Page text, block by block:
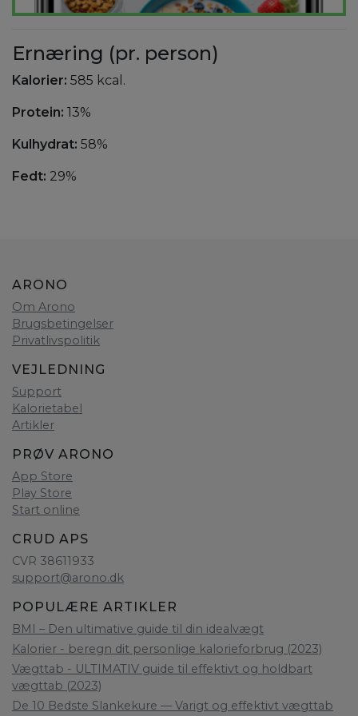
Ernæring (pr. person)
Kalorier: 585 kcal.
Protein: 13%
Kulhydrat: 58%
Fedt: 29%
ARONO
Om Arono
Brugsbetingelser
Privatlivspolitik
VEJLEDNING
Support
Kalorietabel
Artikler
PRØV ARONO
App Store
Play Store
Start online
CRUD APS
CVR 38611933
support@arono.dk
POPULÆRE ARTIKLER
BMI – Den ultimative guide til din idealvægt
Kalorier - beregn dit personlige kalorieforbrug (2023)
Vægttab - ULTIMATIV guide til effektivt og holdbart
vægttab (2023)
De 10 Bedste Slankekure — Varigt og effektivt vægttab